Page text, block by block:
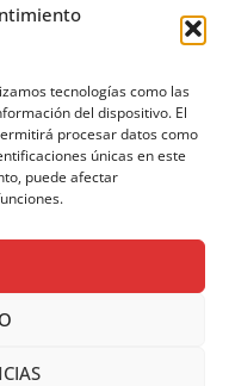
tecnologías como las
del dispositivo. El
procesar datos como
únicas en este
puede afectar
de privacidad